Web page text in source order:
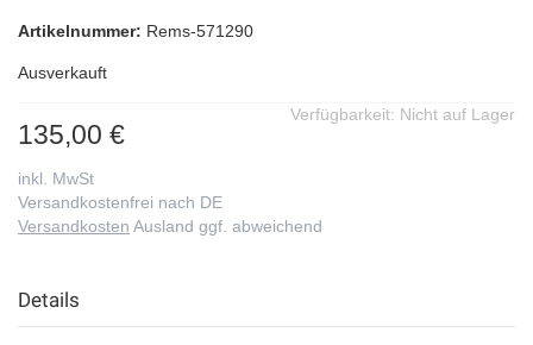
Artikelnummer: Rems-571290
Ausverkauft
Verfügbarkeit: Nicht auf Lager
135,00 €
inkl. MwSt
Versandkostenfrei nach DE
Versandkosten Ausland ggf. abweichend
Details